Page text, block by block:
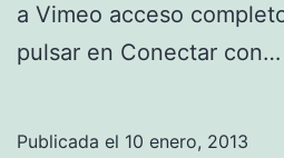
a Vimeo acceso
pulsar en Conectar con…
Publicada el 10 enero, 2013